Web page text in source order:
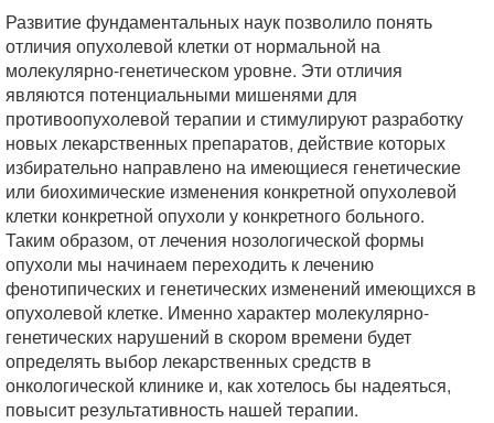
Развитие фундаментальных наук позволило понять
отличия опухолевой клетки от нормальной на
молекулярно-генетическом уровне. Эти отличия
являются потенциальными мишенями для
противоопухолевой терапии и стимулируют разработку
новых лекарственных препаратов, действие которых
избирательно направлено на имеющиеся генетические
или биохимические изменения конкретной опухолевой
клетки конкретной опухоли у конкретного больного.
Таким образом, от лечения нозологической формы
опухоли мы начинаем переходить к лечению
фенотипических и генетических изменений имеющихся в
опухолевой клетке. Именно характер молекулярно-
генетических нарушений в скором времени будет
определять выбор лекарственных средств в
онкологической клинике и, как хотелось бы надеяться,
повысит результативность нашей терапии.